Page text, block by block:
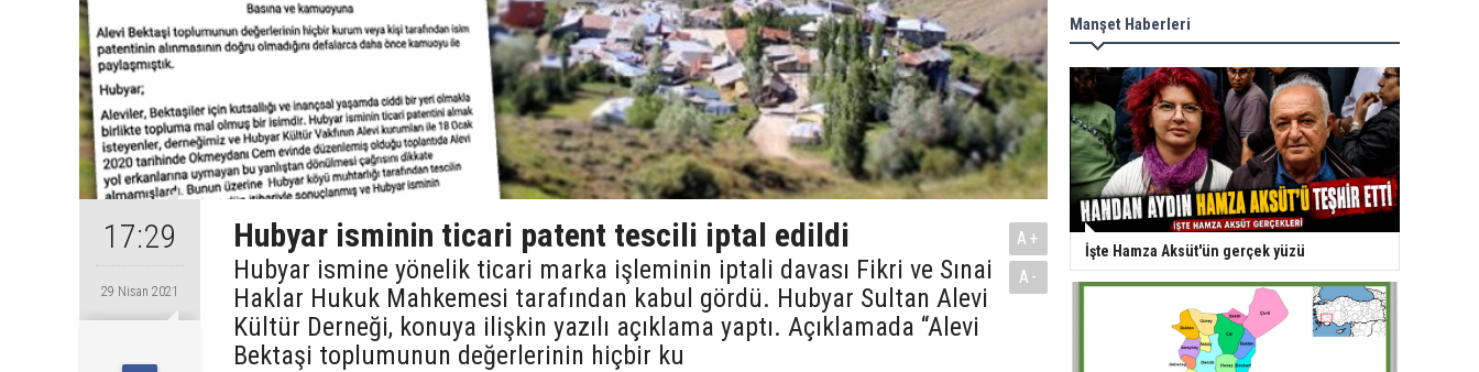
17:29
29 Nisan 2021
Hubyar isminin ticari patent tescili iptal edildi
Hubyar ismine yönelik ticari marka işleminin iptali davası Fikri ve Sınai
Haklar Hukuk Mahkemesi tarafından kabul gördü. Hubyar Sultan Alevi
Kültür Derneği, konuya ilişkin yazılı açıklama yaptı. Açıklamada “Alevi
Bektaşi toplumunun değerlerinin hiçbir ku
A+
A-
Manşet Haberleri
İşte Hamza Aksüt'ün gerçek yüzü